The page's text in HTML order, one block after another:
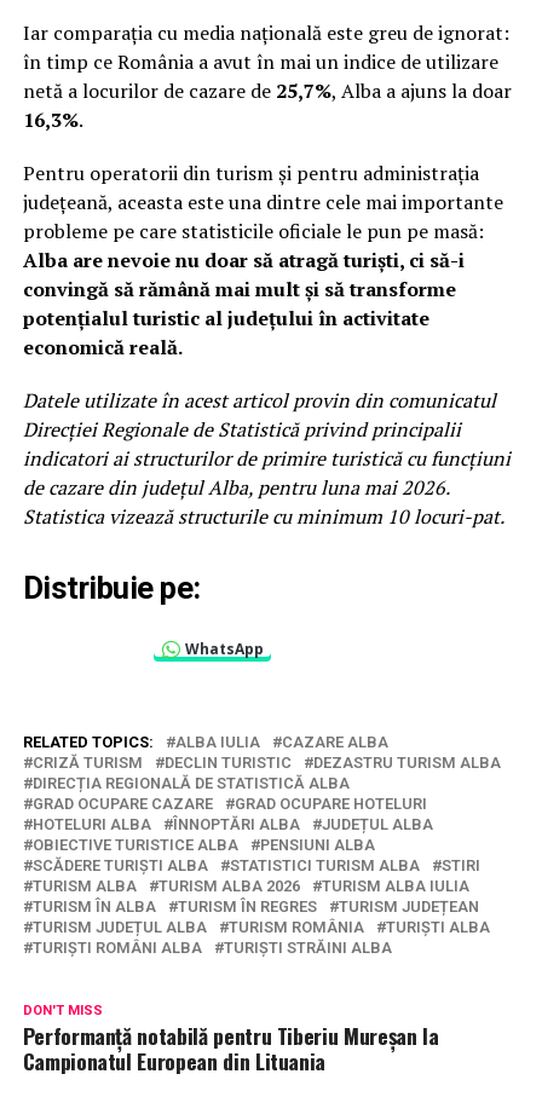
Iar comparația cu media națională este greu de ignorat:
în timp ce România a avut în mai un indice de utilizare
netă a locurilor de cazare de 25,7%, Alba a ajuns la doar
16,3%.
Pentru operatorii din turism și pentru administrația
județeană, aceasta este una dintre cele mai importante
probleme pe care statisticile oficiale le pun pe masă:
Alba are nevoie nu doar să atragă turiști, ci să-i
convingă să rămână mai mult și să transforme
potențialul turistic al județului în activitate
economică reală.
Datele utilizate în acest articol provin din comunicatul
Direcției Regionale de Statistică privind principalii
indicatori ai structurilor de primire turistică cu funcțiuni
de cazare din județul Alba, pentru luna mai 2026.
Statistica vizează structurile cu minimum 10 locuri-pat.
Distribuie pe:
WhatsApp
RELATED TOPICS: ALBA IULIA
CAZARE ALBA
CRIZĂ TURISM
DECLIN TURISTIC
DEZASTRU TURISM ALBA
DIRECȚIA REGIONALĂ DE STATISTICĂ ALBA
GRAD OCUPARE CAZARE
GRAD OCUPARE HOTELURI
HOTELURI ALBA
ÎNNOPTĂRI ALBA
JUDEȚUL ALBA
OBIECTIVE TURISTICE ALBA
PENSIUNI ALBA
SCĂDERE TURIȘTI ALBA
STATISTICI TURISM ALBA
STIRI
TURISM ALBA
TURISM ALBA 2026
TURISM ALBA IULIA
TURISM ÎN ALBA
TURISM ÎN REGRES
TURISM JUDEȚEAN
TURISM JUDEȚUL ALBA
TURISM ROMÂNIA
TURIȘTI ALBA
TURIȘTI ROMÂNI ALBA
TURIȘTI STRĂINI ALBA
DON'T MISS
Performanță notabilă pentru Tiberiu Mureșan la
Campionatul European din Lituania